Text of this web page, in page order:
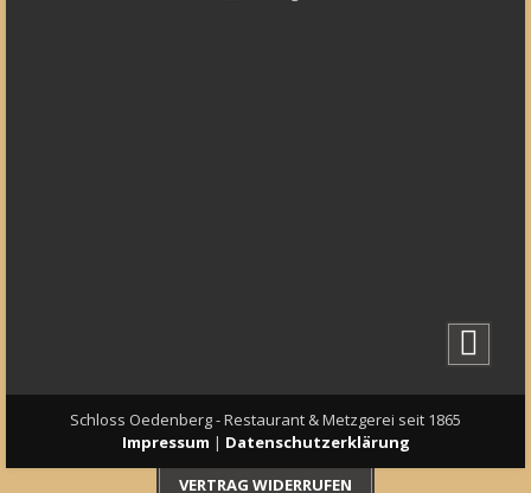
Schloss Oedenberg - Restaurant & Metzgerei seit 1865
Impressum | Datenschutzerklärung
VERTRAG WIDERRUFEN